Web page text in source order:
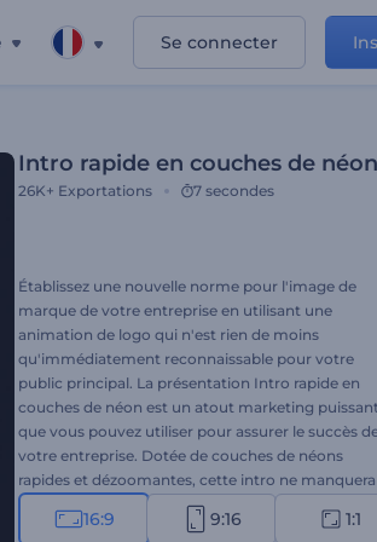
Se connecter
Intro rapide en couches de néon
26K+ Exportations 7 secondes
Établissez une nouvelle norme pour l'image de
marque de votre entreprise en utilisant une
animation de logo qui n'est rien de moins
qu'immédiatement reconnaissable pour votre
public principal. La présentation Intro rapide en
couches de néon est un atout marketing
que vous pouvez utiliser pour assurer le succès
votre entreprise. Dotée de couches de néons
rapides et dézoomantes, cette intro ne manquera
pas d'avoir un impact exceptionnel sur vos
spectateurs et de susciter davantage d'intérêt
16:9 9:16 1:1